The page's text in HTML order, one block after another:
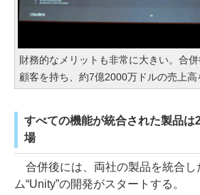
財務的なメリットも非常に大きい。合
顧客を持ち、約7億2000万ドルの売上
すべての機能が統合された製品は
場
合併後には、両社の製品を統合し
ム“Unity”の開発がスタートする。